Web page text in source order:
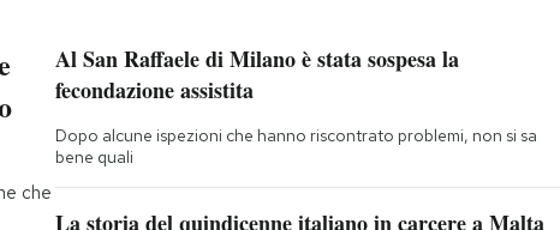
che
Al San Raffaele di Milano è stata sospesa la
fecondazione assistita
Dopo alcune ispezioni che hanno riscontrato problemi, non si sa
bene quali
La storia del quindicenne italiano in carcere a Malta